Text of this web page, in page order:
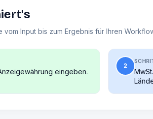
vom Input bis zum Ergebnis für Ihren
eingeben.
2